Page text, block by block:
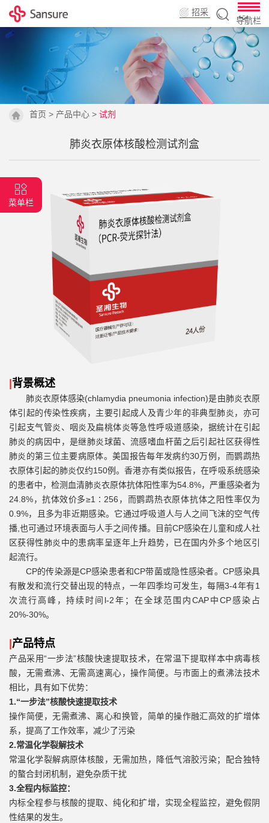
招采
导航栏
首页 > 产品中心 > 试剂
菜单栏
肺炎衣原体核酸检测试剂盒
背景概述
肺炎衣原体感染(chlamydia pneumonia infection)是由肺炎衣原
体引起的传染性疾病，主要引起成人及青少年的非典型肺炎，亦可
引起支气管炎、咽炎及扁桃体炎等急性呼吸道感染，据统计在引起
肺炎的病因中，是继肺炎球菌、流感嗜血杆菌之后引起社区获得性
肺炎的第三位主要病原体。美国报告每年发病约30万例，而鹦鹉热
衣原体引起的肺炎仅约150例。香港亦有类似报告，在呼吸系统感染
的患者中，检测血清肺炎衣原体抗体阳性率为54.8%，严重感染者为
24.8%，抗体效价多≥1∶256 ，而鹦鹉热衣原体抗体之阳性率仅为
0.9%，且多为非近期感染。它通过呼吸道人与人之间飞沫的空气传
播,也可通过环境表面与人手之间传播。目前CP感染在儿童和成人社
区获得性肺炎中的患病率呈逐年上升趋势，已在国内外多个地区引
起流行。
CP的传染源是CP感染患者和CP带菌或隐性感染者。 CP感染具
有散发和流行交替出现的特点，一年四季均可发生，每隔3-4年有1
次流行高峰，持续时间 l-2年；在全球范围内CAP中CP感染占
20%-30%。
产品特点
产品采用“一步法”核酸快速提取技术，在常温下提取样本中病毒核
酸，无需煮沸、无需高速离心，操作简便。与市面上的煮沸法技术
相比，具有如下优势：
1.“一步法”核酸快速提取技术
操作简便，无需煮沸、离心和换管，简单的操作融汇高效的扩增体
系，提高了工作效率，减少了污染
2.常温化学裂解技术
常温化学裂解病原体核酸，无需加热，降低气溶胶污染；配合独特
的螯合封闭机制，避免杂质干扰
3.全程内标监控：
内标全程参与核酸的提取、纯化和扩增，实现全程监控，避免假阴
性结果的发生。